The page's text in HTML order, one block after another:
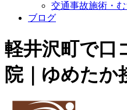
交通事故施術・
ブログ
軽井沢町で口
院｜ゆめたか